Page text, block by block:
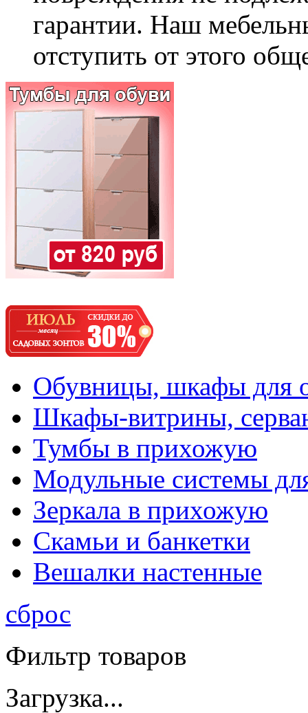
гарантии. Наш
отступить от этого
Обувницы, шкафы для
Шкафы-витрины,
Тумбы в прихожую
Модульные системы
Зеркала в прихожую
Скамьи и банкетки
Вешалки настенные
сброс
Фильтр товаров
Загрузка...